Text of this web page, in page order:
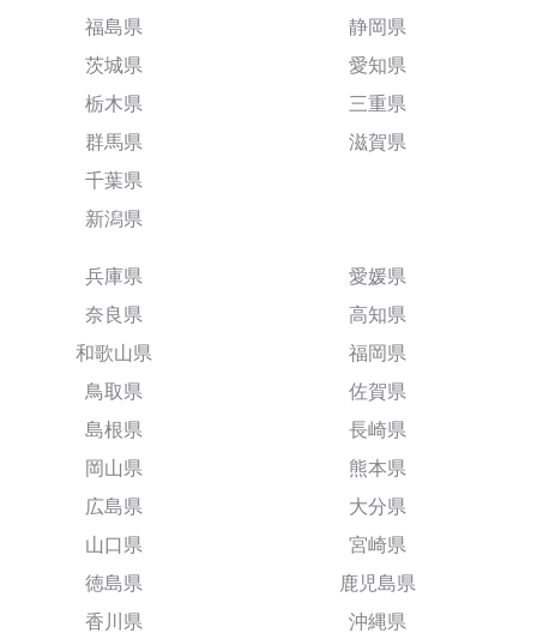
福島県
茨城県
栃木県
群馬県
千葉県
新潟県
静岡県
愛知県
三重県
滋賀県
兵庫県
奈良県
和歌山県
鳥取県
島根県
岡山県
広島県
山口県
徳島県
香川県
愛媛県
高知県
福岡県
佐賀県
長崎県
熊本県
大分県
宮崎県
鹿児島県
沖縄県